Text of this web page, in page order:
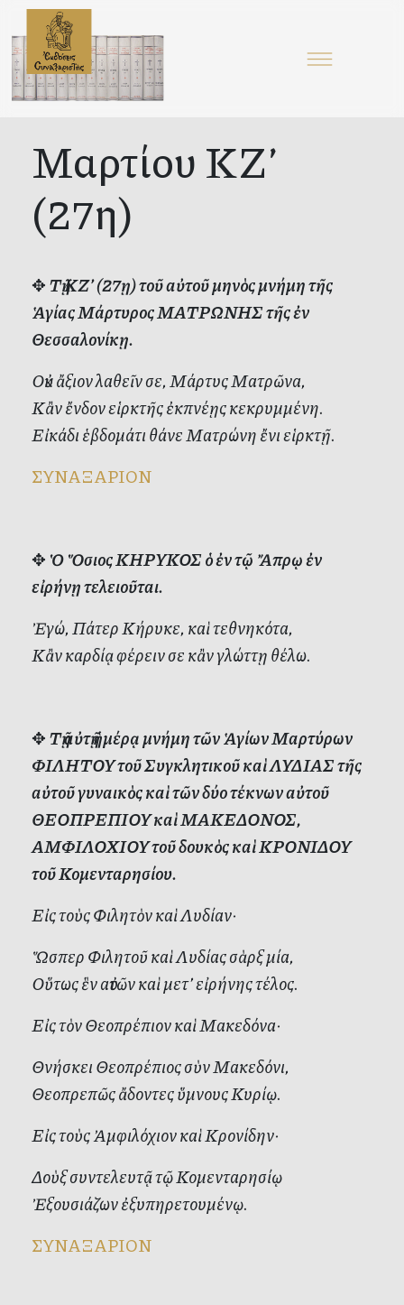
Μαρτίου ΚΖ’
(27η)
✥Τῇ ΚΖ’ (27ῃ) τοῦ αὐτοῦ μηνὸς μνήμη τῆς
Ἁγίας Μάρτυρος ΜΑΤΡΩΝΗΣ τῆς ἐν
Θεσσαλονίκῃ.
Οὐκ ἄξιον λαθεῖν σε, Μάρτυς Ματρῶνα,
Κἂν ἔνδον εἱρκτῆς ἐκπνέῃς κεκρυμμένη.
Εἰκάδι ἑβδομάτι θάνε Ματρώνη ἔνι εἱρκτῇ.
ΣΥΝΑΞΑΡΙΟΝ
✥ Ὁ Ὅσιος ΚΗΡΥΚΟΣ ὁ ἐν τῷ Ἄπρῳ ἐν
εἰρήνῃ τελειοῦται.
Ἐγώ, Πάτερ Κήρυκε, καὶ τεθνηκότα,
Κἂν καρδίᾳ φέρειν σε κἂν γλώττῃ θέλω.
✥Τῇ αὐτῇ ἡμέρᾳ μνήμη τῶν Ἁγίων Μαρτύρων
ΦΙΛΗΤΟΥ τοῦ Συγκλητικοῦ καὶ ΛΥΔΙΑΣ τῆς
αὐτοῦ γυναικὸς καὶ τῶν δύο τέκνων αὐτοῦ
ΘΕΟΠΡΕΠΙΟΥ καὶ ΜΑΚΕΔΟΝΟΣ,
ΑΜΦΙΛΟΧΙΟΥ τοῦ δουκὸς καὶ ΚΡΟΝΙΔΟΥ
τοῦ Κομενταρησίου.
Εἰς τοὺς Φιλητὸν καὶ Λυδίαν·
Ὥσπερ Φιλητοῦ καὶ Λυδίας σὰρξ μία,
Οὕτως ἓν αὐτῶν καὶ μετ’ εἰρήνης τέλος.
Εἰς τὸν Θεοπρέπιον καὶ Μακεδόνα·
Θνήσκει Θεοπρέπιος σὺν Μακεδόνι,
Θεοπρεπῶς ἄδοντες ὕμνους Κυρίῳ.
Εἰς τοὺς Ἀμφιλόχιον καὶ Κρονίδην·
Δοὺξ συντελευτᾷ τῷ Κομενταρησίῳ
Ἐξουσιάζων ἐξυπηρετουμένῳ.
ΣΥΝΑΞΑΡΙΟΝ